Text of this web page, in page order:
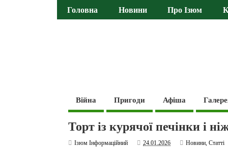
Головна Новини Про Ізюм
Війна Пригоди Афіша
Торт із курячої печінки і
Ізюм Інформаційний 24.01.2026 Новини,Статті